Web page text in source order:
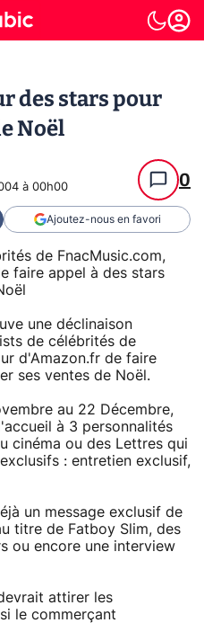
des stars pour
Noël
à 00h00 0
Ajoutez-nous en favori
de FnacMusic.com,
faire appel à des stars
une déclinaison
de célébrités de
d'Amazon.fr de faire
ses ventes de Noël.
au 22 Décembre,
à 3 personnalités
cinéma ou des Lettres qui
: entretien exclusif,
un message exclusif de
titre de Fatboy Slim, des
ou encore une interview
attirer les
le commerçant